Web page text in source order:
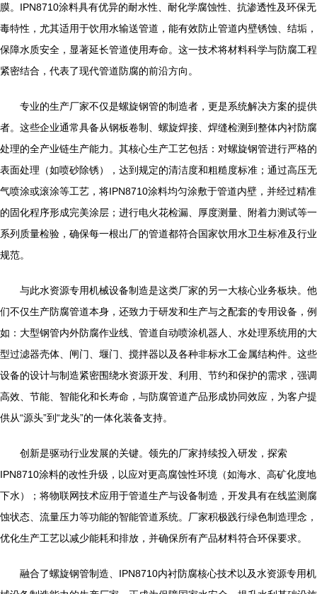
膜。IPN8710涂料具有优异的耐水性、耐化学腐蚀性、抗渗透性及环保无
毒特性，尤其适用于饮用水输送管道，能有效防止管道内壁锈蚀、结垢，
保障水质安全，显著延长管道使用寿命。这一技术将材料科学与防腐工程
紧密结合，代表了现代管道防腐的前沿方向。
专业的生产厂家不仅是螺旋钢管的制造者，更是系统解决方案的提供
者。这些企业通常具备从钢板卷制、螺旋焊接、焊缝检测到整体内衬防腐
处理的全产业链生产能力。其核心生产工艺包括：对螺旋钢管进行严格的
表面处理（如喷砂除锈），达到规定的清洁度和粗糙度标准；通过高压无
气喷涂或滚涂等工艺，将IPN8710涂料均匀涂敷于管道内壁，并经过精准
的固化程序形成完美涂层；进行电火花检漏、厚度测量、附着力测试等一
系列质量检验，确保每一根出厂的管道都符合国家饮用水卫生标准及行业
规范。
与此水资源专用机械设备制造是这类厂家的另一大核心业务板块。他
们不仅生产防腐管道本身，还致力于研发和生产与之配套的专用设备，例
如：大型钢管内外防腐作业线、管道自动喷涂机器人、水处理系统用的大
型过滤器壳体、闸门、堰门、搅拌器以及各种非标水工金属结构件。这些
设备的设计与制造紧密围绕水资源开发、利用、节约和保护的需求，强调
高效、节能、智能化和长寿命，与防腐管道产品形成协同效应，为客户提
供从“源头”到“龙头”的一体化装备支持。
创新是驱动行业发展的关键。领先的厂家持续投入研发，探索
IPN8710涂料的改性升级，以应对更高腐蚀性环境（如海水、高矿化度地
下水）；将物联网技术应用于管道生产与设备制造，开发具有在线监测腐
蚀状态、流量压力等功能的智能管道系统。厂家积极践行绿色制造理念，
优化生产工艺以减少能耗和排放，并确保所有产品材料符合环保要求。
融合了螺旋钢管制造、IPN8710内衬防腐核心技术以及水资源专用机